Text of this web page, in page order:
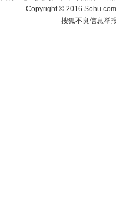
Copyright©2016
搜狐不良信息举